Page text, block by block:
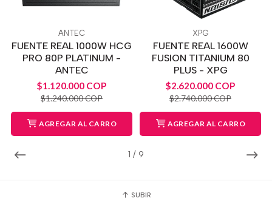
1 / 9
ANTEC
FUENTE REAL 1000W HCG
PRO 80P PLATINUM -
ANTEC
$1.120.000 COP
$1.240.000 COP
AGREGAR AL CARRO
XPG
FUENTE REAL 1600W
FUSION TITANIUM 80
PLUS - XPG
$2.620.000 COP
$2.740.000 COP
AGREGAR AL CARRO
SUBIR